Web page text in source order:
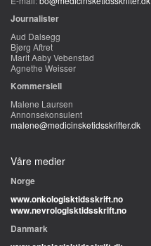
Journalister
Aud Dalsegg
Bjørg Aftret
Marit Aaby Vebenstad
Agnethe Weisser
Kommersiell
Malene Laursen
Annonsekonsulent
malene@medicinsketidsskrifter.dk
Våre medier
Norge
www.onkologisktidsskrift.no
www.nevrologisktidsskrift.no
Danmark